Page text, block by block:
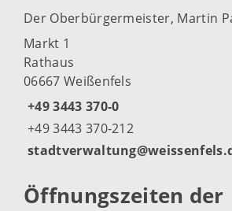
Der Oberbürgermeister, Martin
Markt 1
Rathaus
06667 Weißenfels
+49 3443 370-0
+49 3443 370-212
Öffnungszeiten der